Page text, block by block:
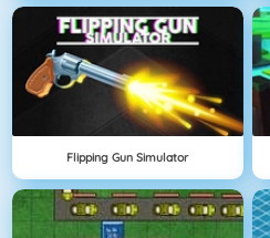
Flipping Gun Simulator